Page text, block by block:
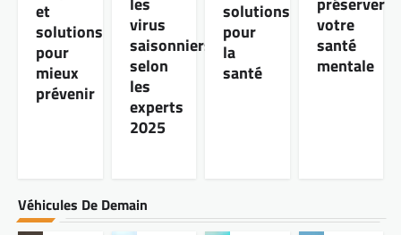
et
solutions
pour
mieux
prévenir
virus
saisonniers
selon
les
experts
2025
solutions
pour
la
santé
votre
santé
mentale
Véhicules De Demain